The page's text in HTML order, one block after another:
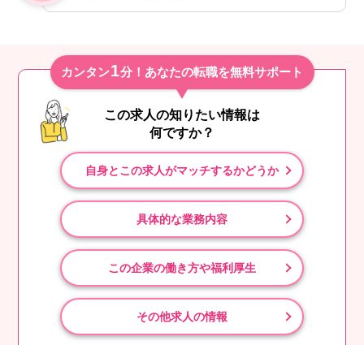
カンタン1分！あなたの転職を無料サポート
この求人の知りたい情報は
何ですか？
自身とこの求人がマッチするかどうか
具体的な業務内容
この企業の働き方や福利厚生
その他求人の情報